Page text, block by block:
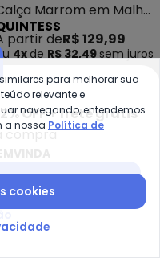
Marrom em Malha
Estruturada
partir deR$ 129,99
4xdeR$ 32,49semjuros
OFF + frete grátis
compra
para melhorar sua
relevante e
navegando, entendemos
a nossa Política de
cookies